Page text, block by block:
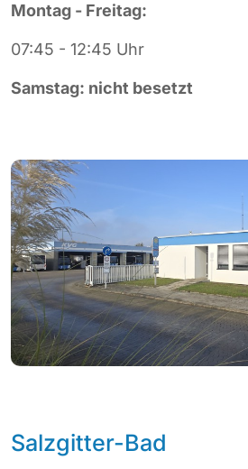
Montag - Freitag:
07:45 - 12:45 Uhr
Samstag: nicht besetzt
Salzgitter-Bad